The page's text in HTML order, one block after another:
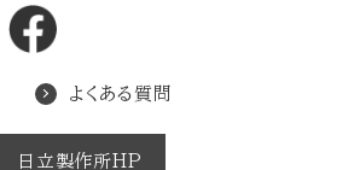
よくある質問
日立製作所HP